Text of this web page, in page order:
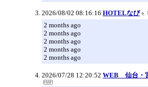
2026/08/02 08:16:16 HOTELなび
2 months ago
2 months ago
2 months ago
2 months ago
2 months ago
2026/07/28 12:20:52 WEB 仙台・